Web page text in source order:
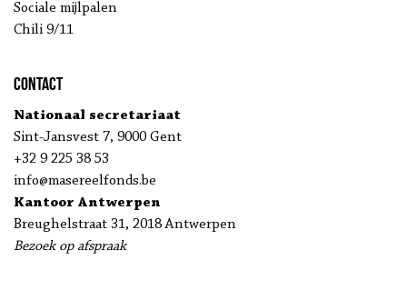
Sociale mijlpalen
Chili 9/11
Contact
Nationaal secretariaat
Sint-Jansvest 7, 9000 Gent
+32 9 225 38 53
info@masereelfonds.be
Kantoor Antwerpen
Breughelstraat 31, 2018 Antwerpen
Bezoek op afspraak